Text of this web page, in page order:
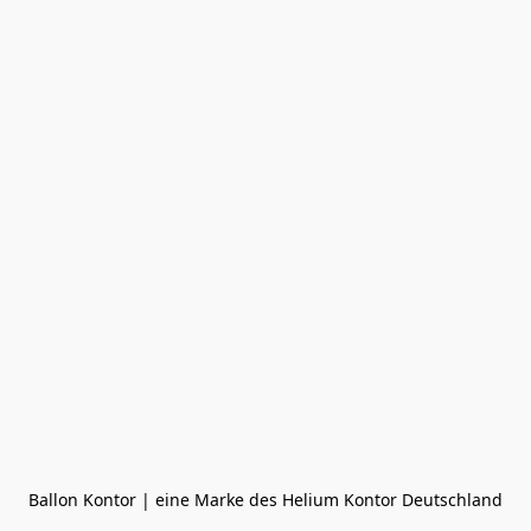
Ballon Kontor | eine Marke des Helium Kontor Deutschland